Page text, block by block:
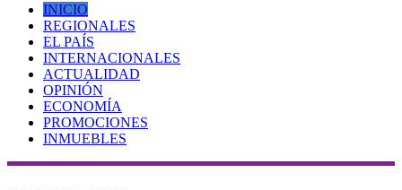
INICIO
REGIONALES
EL PAÍS
INTERNACIONALES
ACTUALIDAD
OPINIÓN
ECONOMÍA
PROMOCIONES
INMUEBLES